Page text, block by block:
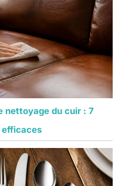
nettoyage du cuir : 7
efficaces